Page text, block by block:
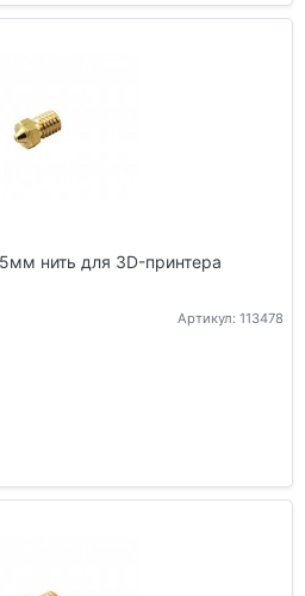
нить для 3D-принтера
Артикул: 113478